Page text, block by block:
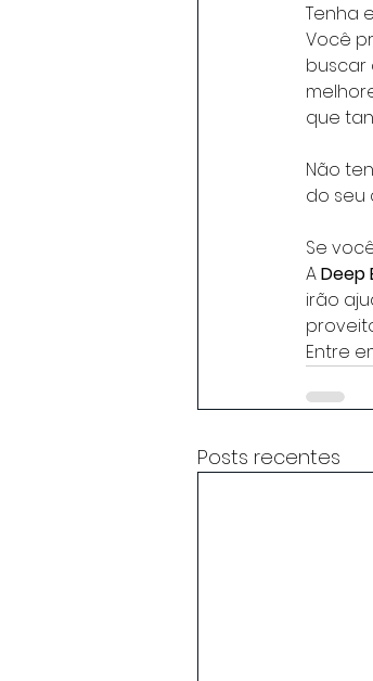
Tenha
Você
buscar
que
Não
do seu
Se
A Deep
irão
Entre
Posts recentes